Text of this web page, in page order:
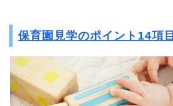
保育園見学のポイント14項目